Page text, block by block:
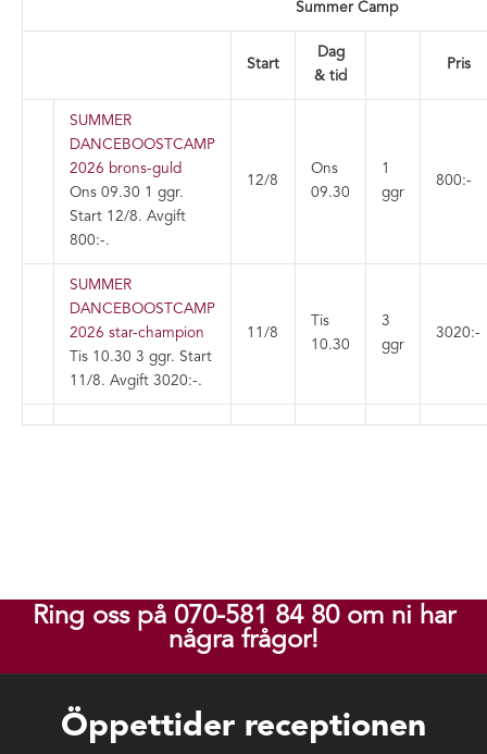
Summer Camp
Start
Dag
& tid
Pris
SUMMER
DANCEBOOSTCAMP
2026 brons-guld
Ons 09.30 1 ggr.
Start 12/8. Avgift
800:-.
12/8
Ons
09.30
1
ggr
800:-
SUMMER
DANCEBOOSTCAMP
2026 star-champion
Tis 10.30 3 ggr. Start
11/8. Avgift 3020:-.
11/8
Tis
10.30
3
ggr
3020:-
Ring oss på 070-581 84 80 om ni har
några frågor!
Öppettider receptionen